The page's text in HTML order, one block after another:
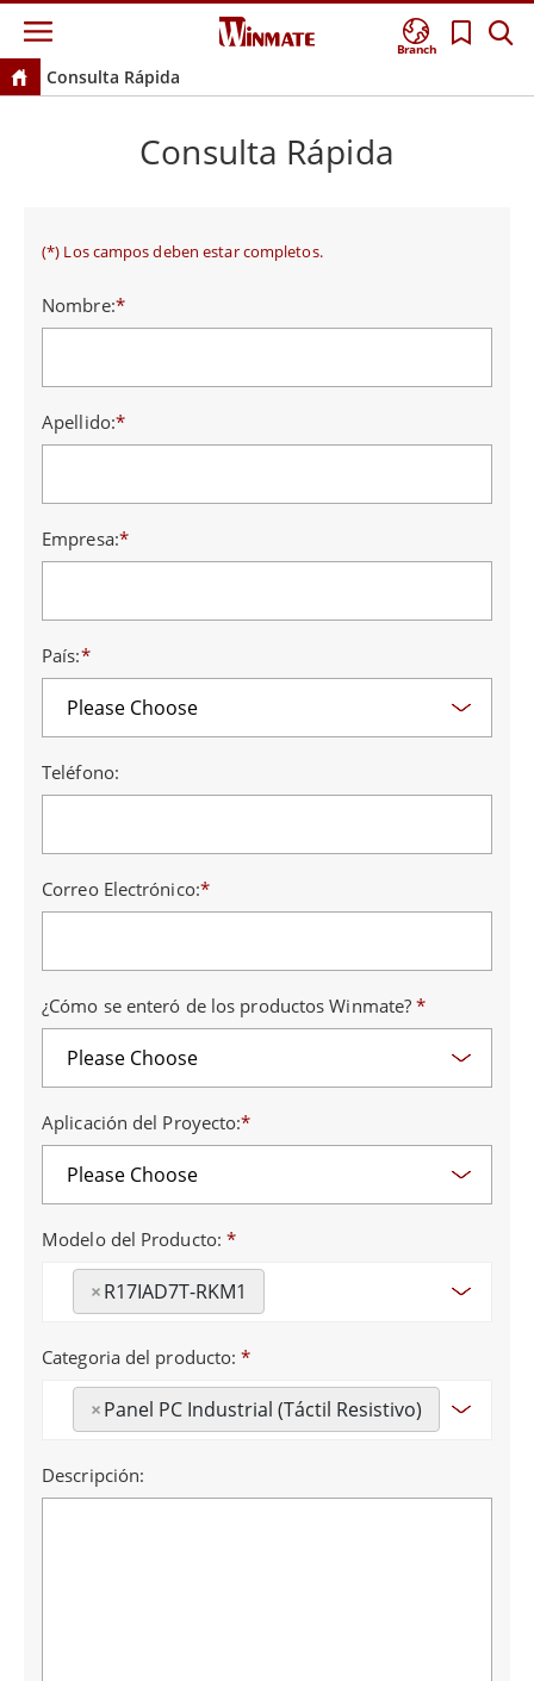
Branch
Consulta Rápida
Consulta Rápida
(*) Los campos deben estar completos.
Nombre:*
Apellido:*
Empresa:*
País:*
Teléfono:
Correo Electrónico:*
¿Cómo se enteró de los productos Winmate?*
Aplicación del Proyecto:*
Modelo del Producto:*
×R17IAD7T-RKM1
Categoria del producto:*
×Panel PC Industrial (Táctil Resistivo)
Descripción: